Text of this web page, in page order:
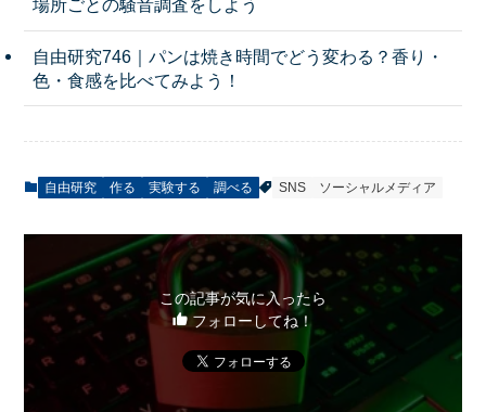
場所ごとの騒音調査をしよう
自由研究746｜パンは焼き時間でどう変わる？香り・
色・食感を比べてみよう！
自由研究 作る 実験する 調べる SNS ソーシャルメディア
この記事が気に入ったら
フォローしてね！